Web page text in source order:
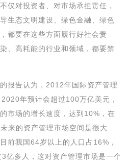
仅对投资者、对市场承担责任，
生态文明建设、绿色金融、绿色
都要在这些方面履行好社会责
、高耗能的行业和领域，都要禁
报告认为，2012年国际资产管理
年预计会超过100万亿美元，
市场的增长速度，达到10%，在
来的资产管理市场空间是很大
前我国64岁以上的人口占16%，
亿多人，这对资产管理市场是一个